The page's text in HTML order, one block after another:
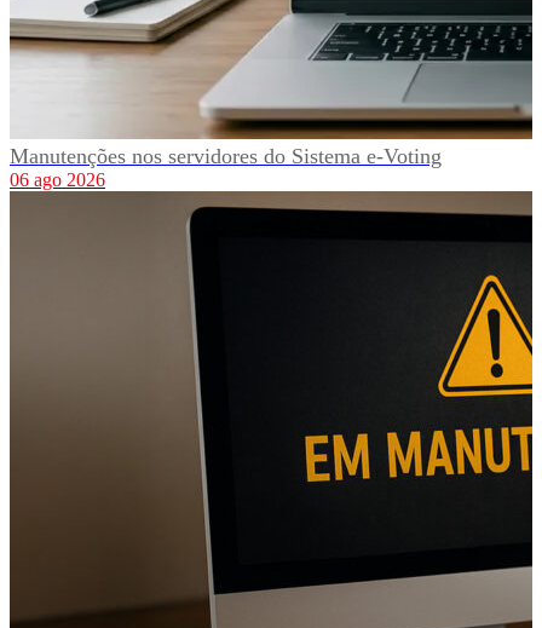
Manutenções nos servidores do Sistema e-Voting
06 ago 2026